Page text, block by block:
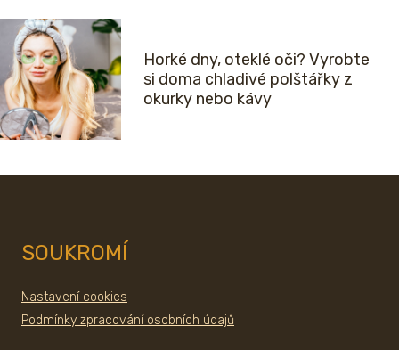
Horké dny, oteklé oči? Vyrobte
si doma chladivé polštářky z
okurky nebo kávy
SOUKROMÍ
Nastavení cookies
Podmínky zpracování osobních údajů